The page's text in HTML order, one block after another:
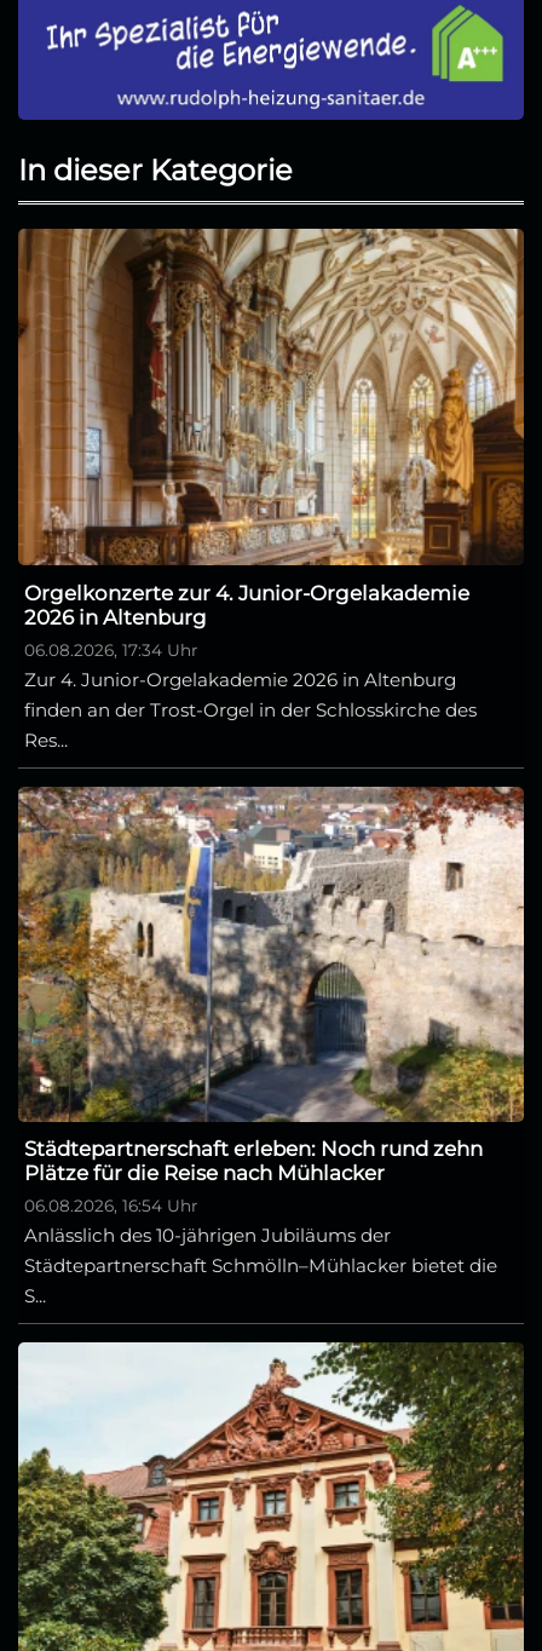
In dieser Kategorie
Orgelkonzerte zur 4. Junior-Orgelakademie
2026 in Altenburg
06.08.2026, 17:34 Uhr
Zur 4. Junior-Orgelakademie 2026 in Altenburg
finden an der Trost-Orgel in der Schlosskirche des
Res...
Städtepartnerschaft erleben: Noch rund zehn
Plätze für die Reise nach Mühlacker
06.08.2026, 16:54 Uhr
Anlässlich des 10-jährigen Jubiläums der
Städtepartnerschaft Schmölln–Mühlacker bietet die
S...